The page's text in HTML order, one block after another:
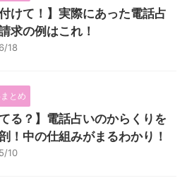
付けて！】実際にあった電話占
求の例はこれ！
18
とめ
てる？】電話占いのからくりを
！中の仕組みがまるわかり！
10